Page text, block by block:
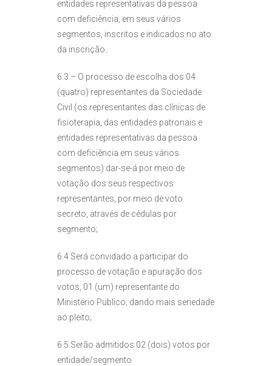
entidades representativas da pessoa
com deficiência, em seus vários
segmentos, inscritos e indicados no ato
da inscrição.
6.3 – O processo de escolha dos 04
(quatro) representantes da Sociedade
Civil (os representantes das clínicas de
fisioterapia, das entidades patronais e
entidades representativas da pessoa
com deficiência em seus vários
segmentos) dar-se-á por meio de
votação dos seus respectivos
representantes, por meio de voto
secreto, através de cédulas por
segmento;
6.4 Será convidado a participar do
processo de votação e apuração dos
votos, 01 (um) representante do
Ministério Publico, dando mais seriedade
ao pleito;
6.5 Serão admitidos 02 (dois) votos por
entidade/segmento